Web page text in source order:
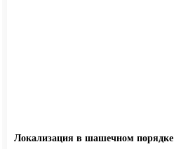
Локализация в шашечном порядке